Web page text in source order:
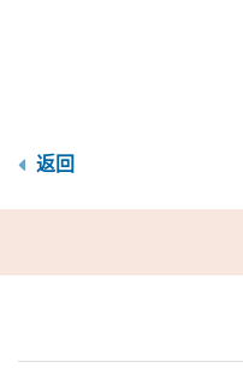
返回